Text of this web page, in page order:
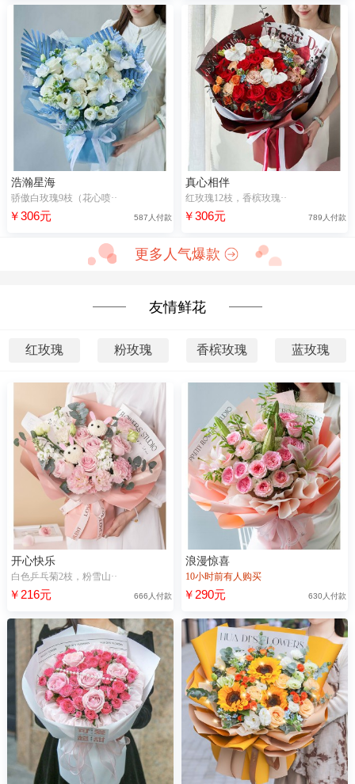
浩瀚星海
骄傲白玫瑰9枝（花心喷··
￥306元 587人付款
真心相伴
红玫瑰12枝，香槟玫瑰··
￥306元 789人付款
更多人气爆款
友情鲜花
红玫瑰 粉玫瑰 香槟玫瑰 蓝玫瑰
开心快乐
白色乒乓菊2枝，粉雪山··
￥216元 666人付款
浪漫惊喜
10小时前有人购买
￥290元 630人付款